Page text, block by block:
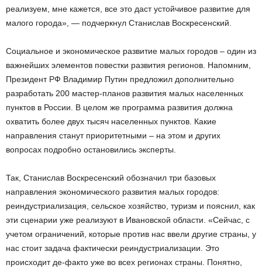
реализуем, мне кажется, все это даст устойчивое развитие для
малого города», — подчеркнул Станислав Воскресенский.
Социальное и экономическое развитие малых городов – один из
важнейших элементов повестки развития регионов. Напомним,
Президент РФ Владимир Путин предложил дополнительно
разработать 200 мастер-планов развития малых населенных
пунктов в России. В целом же программа развития должна
охватить более двух тысяч населенных пунктов. Какие
направления станут приоритетными – на этом и других
вопросах подробно остановились эксперты.
Так, Станислав Воскресенский обозначил три базовых
направления экономического развития малых городов:
реиндустриализация, сельское хозяйство, туризм и пояснил, как
эти сценарии уже реализуют в Ивановской области. «Сейчас, с
учетом ограничений, которые против нас ввели другие страны, у
нас стоит задача фактически реиндустриализации. Это
происходит де-факто уже во всех регионах страны. Понятно,